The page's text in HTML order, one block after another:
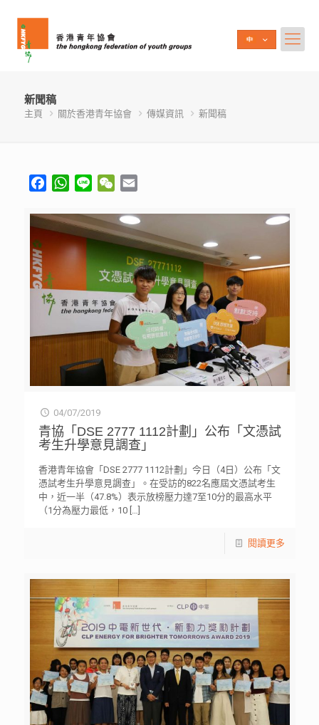
新聞稿
主頁 關於香港青年協會 傳媒資訊 新聞稿
FacebookWhatsApp
Line WeChat
04/07/2019
青協「DSE 2777 1112計劃」公布「文憑試
考生升學意見調查」
香港青年協會「DSE 2777 1112計劃」今日（4日）公布「文
憑試考生升學意見調查」。在受訪的822名應屆文憑試考生
中，近一半（47.8%）表示放榜壓力達7至10分的最高水平
（1分為壓力最低，10[…]
閱讀更多